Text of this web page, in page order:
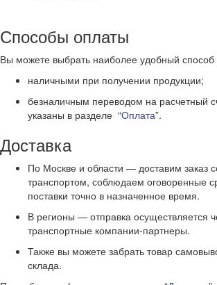
Способы оплаты
Вы можете выбрать наиболее удобный способ
наличными при получении продукции;
безналичным переводом на расчетный
указаны в разделе “Оплата”.
Доставка
По Москве и области — доставим заказ
транспортом, соблюдаем оговоренные
поставки точно в назначенное время.
В регионы — отправка осуществляется
транспортные компании-партнеры.
Также вы можете забрать товар
склада.